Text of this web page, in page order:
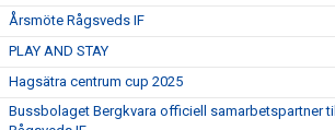
Årsmöte Rågsveds IF
PLAY AND STAY
Hagsätra centrum cup 2025
Bussbolaget Bergkvara officiell samarbetspartner till